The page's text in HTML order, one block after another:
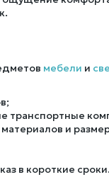
мебели и
транспортные
и
в короткие сроки.